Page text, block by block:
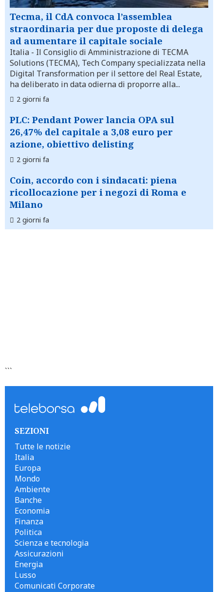
Tecma, il CdA convoca l’assemblea
straordinaria per due proposte di delega
ad aumentare il capitale sociale
Italia - Il Consiglio di Amministrazione di TECMA
Solutions (TECMA), Tech Company specializzata nella
Digital Transformation per il settore del Real Estate,
ha deliberato in data odierna di proporre alla...
2 giorni fa
PLC: Pendant Power lancia OPA sul
26,47% del capitale a 3,08 euro per
azione, obiettivo delisting
2 giorni fa
Coin, accordo con i sindacati: piena
ricollocazione per i negozi di Roma e
Milano
2 giorni fa
```
SEZIONI
Tutte le notizie
Italia
Europa
Mondo
Ambiente
Banche
Economia
Finanza
Politica
Scienza e tecnologia
Assicurazioni
Energia
Lusso
Comunicati Corporate